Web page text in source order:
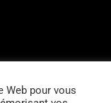
pour vous